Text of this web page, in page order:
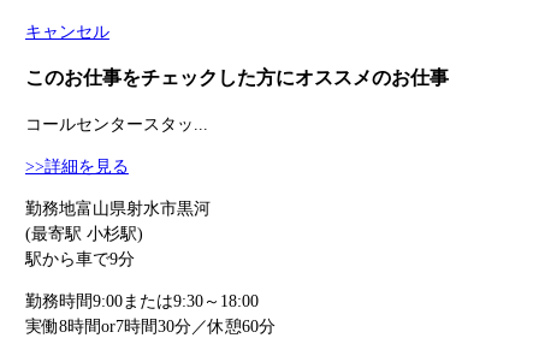
キャンセル
このお仕事をチェックした方にオススメのお仕事
コールセンタースタッ...
>>詳細を見る
勤務地富山県射水市黒河
(最寄駅 小杉駅)
駅から車で9分
勤務時間9:00または9:30～18:00
実働8時間or7時間30分／休憩60分